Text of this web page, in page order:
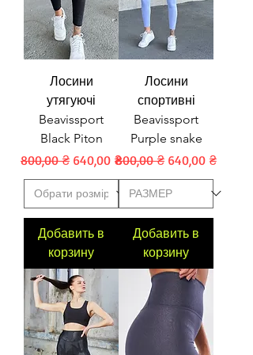
Лосини
утягуючі
Beavissport
Black Piton
Обычная цена
800,00 ₴ Цена со скидкой
640,00 ₴
Добавить в
корзину
Лосини
спортивні
Beavissport
Purple snake
Обычная цена
800,00 ₴ Цена со
640,00 ₴
Добавить в
корзину